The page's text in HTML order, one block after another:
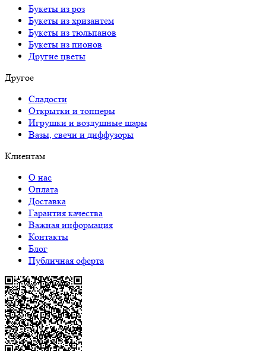
Букеты из роз
Букеты из хризантем
Букеты из тюльпанов
Букеты из пионов
Другие цветы
Другое
Сладости
Открытки и топперы
Игрушки и воздушные шары
Вазы, свечи и диффузоры
Клиентам
О нас
Оплата
Доставка
Гарантия качества
Важная информация
Контакты
Блог
Публичная оферта